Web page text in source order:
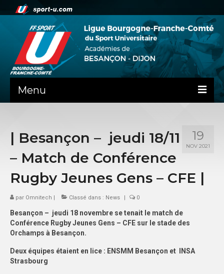
Menu
PRÉSENTATION
PEPS DIJON
ADMINISTRATIF
BESANÇON
DIJON
BESANÇON
19
NOV 2021
| Besançon – jeudi 18/11
– Match de Conférence
Rugby Jeunes Gens – CFE |
par Omnitech | Classé dans : News | 0
Besançon – jeudi 18 novembre se tenait le match de
Conférence Rugby Jeunes Gens – CFE sur le stade des
Orchamps à Besançon.
Deux équipes étaient en lice : ENSMM Besançon et INSA
Strasbourg